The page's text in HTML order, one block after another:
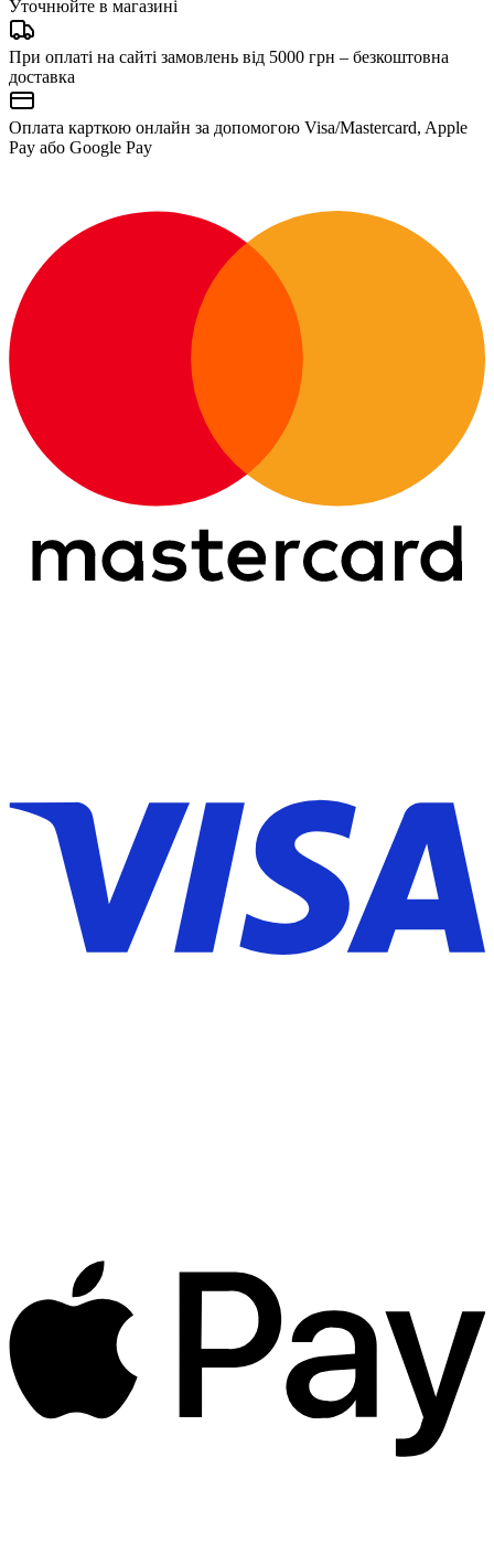
Уточнюйте в магазині
При оплаті на сайті замовлень від 5000 грн – безкоштовна
доставка
Оплата карткою онлайн за допомогою Visa/Mastercard, Apple
Pay або Google Pay